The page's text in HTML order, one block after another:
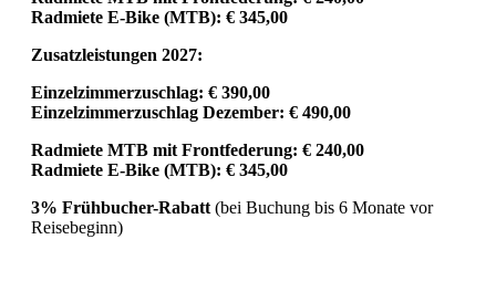
Radmiete E-Bike (MTB): € 345,00
Zusatzleistungen 2027:
Einzelzimmerzuschlag: € 390,00
Einzelzimmerzuschlag Dezember: € 490,00
Radmiete MTB mit Frontfederung: € 240,00
Radmiete E-Bike (MTB): € 345,00
3% Frühbucher-Rabatt (bei Buchung bis 6 Monate vor
Reisebeginn)